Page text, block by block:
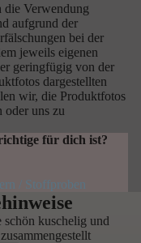
die Verwendung
aufgrund der
bei der
jeweils eigenen
geringfügig von der
dargestellten
wir, die Produktfotos
oder uns zu
für dich ist?
/ Stoffproben
kuschelig und